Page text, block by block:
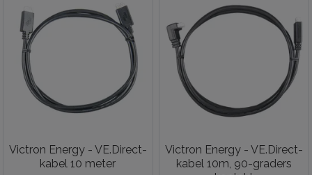
Victron Energy - VE.Direct-
kabel 10 meter
Victron Energy - VE.Direct-
kabel 10m, 90-graders